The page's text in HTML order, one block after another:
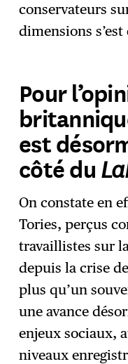
conservateurs
dimensions
Pour
est
côté du
On constate en
Tories, perçus
travaillistes sur
depuis la crise
plus qu’un
une avance
enjeux sociaux,
niveaux